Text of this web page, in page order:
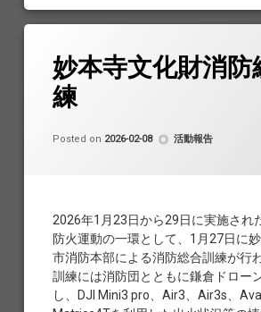
妙本寺文化財消防
練
Posted on 2026-02-08
Updated on
by鎌倉ドローン協会
カテゴリー:
活動報告
2026年1月23日から29日に実施され
防火運動の一環として、1月27日に
市消防本部による消防総合訓練が行
訓練には消防団とともに鎌倉ドロー
し、DJI Mini3 pro、Air3、Air3s、